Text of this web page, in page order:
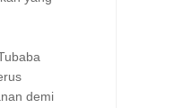
demi